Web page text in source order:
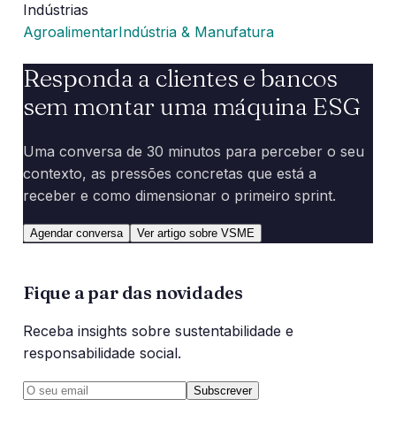
Indústrias
AgroalimentarIndústria & Manufatura
Responda a clientes e bancos
sem montar uma máquina ESG
Uma conversa de 30 minutos para perceber o seu
contexto, as pressões concretas que está a
receber e como dimensionar o primeiro sprint.
Agendar conversa Ver artigo sobre VSME
Fique a par das novidades
Receba insights sobre sustentabilidade e
responsabilidade social.
Subscrever